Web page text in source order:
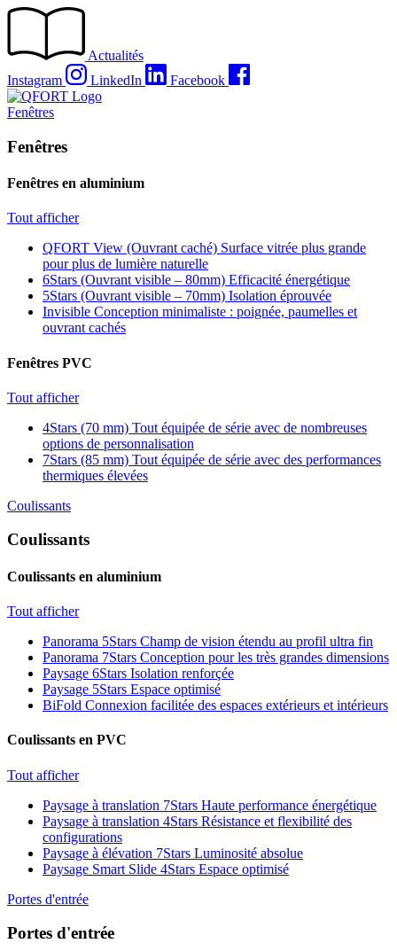
Passer
Actualités
Instagram
LinkedIn Facebook
Fenêtres
Fenêtres
Fenêtres en aluminium
Tout afficher
QFORT View (Ouvrant caché) Surface vitrée plus grande
pour plus de lumière naturelle
6Stars (Ouvrant visible – 80mm) Efficacité énergétique
5Stars (Ouvrant visible – 70mm) Isolation éprouvée
Invisible Conception minimaliste : poignée, paumelles et
ouvrant cachés
Fenêtres PVC
Tout afficher
4Stars (70 mm) Tout équipée de série avec de nombreuses
options de personnalisation
7Stars (85 mm) Tout équipée de série avec des performances
thermiques élevées
Coulissants
Coulissants
Coulissants en aluminium
Tout afficher
Panorama 5Stars Champ de vision étendu au profil ultra fin
Panorama 7Stars Conception pour les très grandes dimensions
Paysage 6Stars Isolation renforçée
Paysage 5Stars Espace optimisé
BiFold Connexion facilitée des espaces extérieurs et intérieurs
Coulissants en PVC
Tout afficher
Paysage à translation 7Stars Haute performance énergétique
Paysage à translation 4Stars Résistance et flexibilité des
configurations
Paysage à élévation 7Stars Luminosité absolue
Paysage Smart Slide 4Stars Espace optimisé
Portes d'entrée
Portes d'entrée